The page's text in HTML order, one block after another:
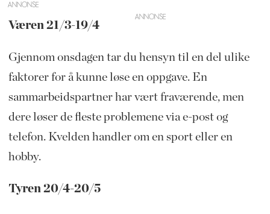
ANNONSE
Væren 21/3-19/4
Gjennom onsdagen tar du hensyn til en del ulike
faktorer for å kunne løse en oppgave. En
sammarbeidspartner har vært fraværende, men
dere løser de fleste problemene via e-post og
telefon. Kvelden handler om en sport eller en
hobby.
Tyren 20/4-20/5